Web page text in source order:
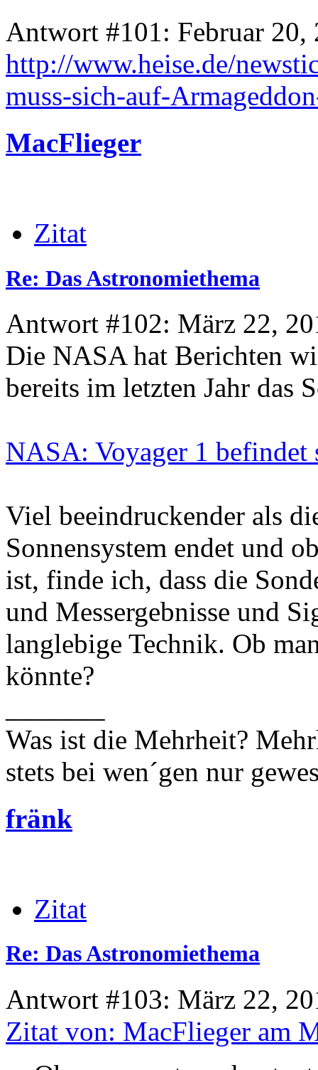
Antwort #101: Februar 20,
http://www.heise.de/
muss-sich-auf-
MacFlieger
Zitat
Re: Das Astronomiethema
Antwort #102: März 22,
Die NASA hat Berichten
bereits im letzten Jahr das
NASA: Voyager 1 befindet
Viel beeindruckender als
Sonnensystem endet und
ist, finde ich, dass die
und Messergebnisse und
langlebige Technik. Ob
könnte?
Was ist die Mehrheit?
stets bei wen´gen nur
fränk
Zitat
Re: Das Astronomiethema
Antwort #103: März 22,
Zitat von: MacFlieger am